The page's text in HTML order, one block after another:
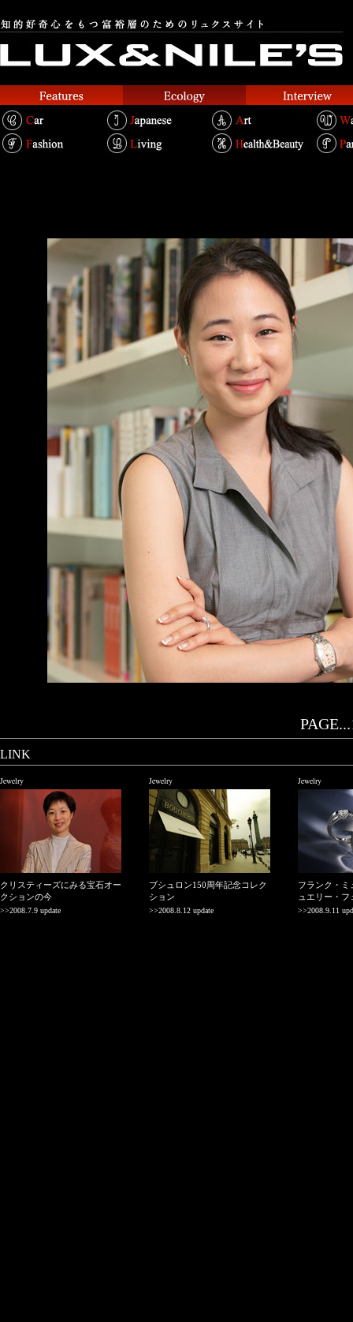
PAGE...
LINK
Jewelry
クリスティーズにみる宝石オー
クションの今
>>2008.7.9 update
Jewelry
ブシュロン150周年記念コレク
ション
>>2008.8.12 update
Jewelry
フランク・ミ
ュエリー・フ
>>2008.9.11